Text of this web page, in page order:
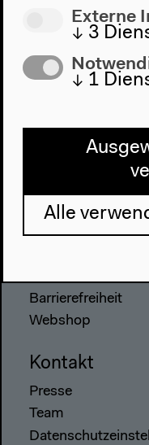
Programm
Das Neue
Das Anthropozän
Haus
Geschichte
Barrierefreiheit
Webshop
Kontakt
Presse
Team
Externe
↓ 3
↓ 1
Alle